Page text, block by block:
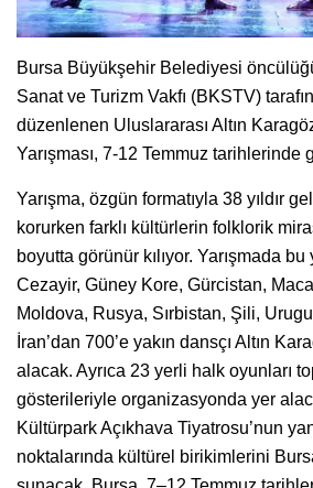
Bursa Büyükşehir Belediyesi
Sanat ve Turizm Vakfı (BKSTV)
düzenlenen Uluslararası Altın
Yarışması, 7-12 Temmuz tarihlerinde
Yarışma, özgün formatıyla 38 yıldır
korurken farklı kültürlerin folklorik
boyutta görünür kılıyor. Yarışmada bu
Cezayir, Güney Kore, Gürcistan,
Moldova, Rusya, Sırbistan, Şili,
İran’dan 700’e yakın dansçı Altın
alacak. Ayrıca 23 yerli halk oyunları
gösterileriyle organizasyonda yer
Kültürpark Açıkhava Tiyatrosu’nun
noktalarında kültürel birikimlerini